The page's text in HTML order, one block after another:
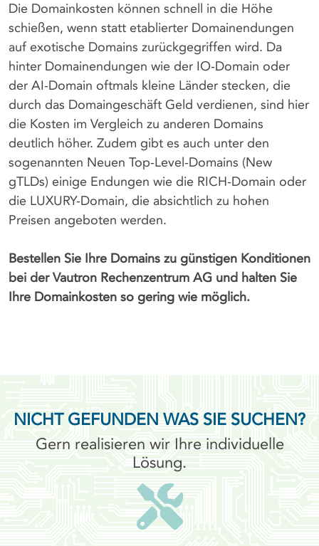
Die Domainkosten können schnell in die Höhe
schießen, wenn statt etablierter Domainendungen
auf exotische Domains zurückgegriffen wird. Da
hinter Domainendungen wie der IO-Domain oder
der AI-Domain oftmals kleine Länder stecken, die
durch das Domaingeschäft Geld verdienen, sind hier
die Kosten im Vergleich zu anderen Domains
deutlich höher. Zudem gibt es auch unter den
sogenannten Neuen Top-Level-Domains (New
gTLDs) einige Endungen wie die RICH-Domain oder
die LUXURY-Domain, die absichtlich zu hohen
Preisen angeboten werden.
Bestellen Sie Ihre Domains zu günstigen Konditionen
bei der Vautron Rechenzentrum AG und halten Sie
Ihre Domainkosten so gering wie möglich.
NICHT GEFUNDEN WAS SIE SUCHEN?
Gern realisieren wir Ihre individuelle
Lösung.